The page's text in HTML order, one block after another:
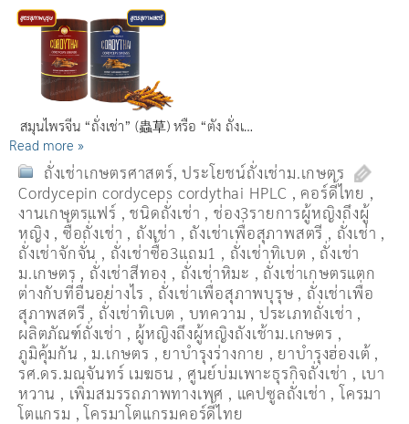
สมุนไพรจีน “ถั่งเช่า” (蟲草) หรือ “ตัง ถั่งเ…
Read more »
ถั่งเช่าเกษตรศาสตร์,ประโยชน์ถั่งเช่าม.เกษตร
Cordycepin cordyceps cordythai HPLC , คอร์ดี้ไทย ,
งานเกษตรแฟร์ ,ชนิดถั่งเช่า ,ช่อง3รายการผู้หญิงถึงผู้
หญิง , ซื้อถั่งเช่า , ถังเช่า , ถังเช่าเพื่อสุภาพสตรี , ถั่งเช่า ,
ถั่งเช่าจักจั่น , ถั่งเช่าซื้อ3แถม1 , ถั่งเช่าทิเบต , ถั่งเช่า
ม.เกษตร , ถั่งเช่าสีทอง , ถั่งเช่าหิมะ , ถั่งเช่าเกษตรแตก
ต่างกับที่อื่นอย่างไร , ถั่งเช่าเพื่อสุภาพบุรุษ , ถั่งเช่าเพื่อ
สุภาพสตรี , ถั่่งเช่าทิเบต , บทความ , ประเภทถั่งเช่า ,
ผลิตภัณฑ์ถั่งเช่า , ผู้หญิงถึงผู้หญิงถังเช้าม.เกษตร ,
ภูมิคุ้มกัน ,ม.เกษตร , ยาบำรุงร่างกาย , ยาบำรุงฮ่องเต้ ,
รศ.ดร.มณจันทร์ เมฆธน , ศูนย์บ่มเพาะธุรกิจถั่งเช่า , เบา
หวาน , เพิ่มสมรรถภาพทางเพศ , แคปซูลถั่งเช่า ,โครมา
โตแกรม ,โครมาโตแกรมคอร์ดี้ไทย